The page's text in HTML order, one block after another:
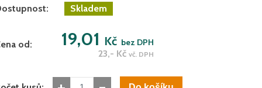
Skladem
od: 19,01 Kč bez DPH
23,- Kč vč. DPH